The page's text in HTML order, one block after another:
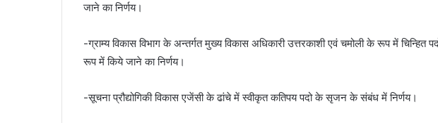
जाने का निर्णय।
-ग्राम्य विकास विभाग के अन्तर्गत मुख्य विकास अधिकारी उत्तरकाशी एवं चमोली के रूप में चिन्हित
रूप में किये जाने का निर्णय।
-सूचना प्रौद्योगिकी विकास एजेंसी के ढांचे में स्वीकृत कतिपय पदो के सृजन के संबंध में निर्णय।